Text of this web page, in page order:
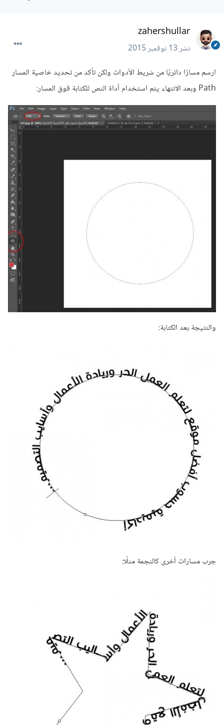
zahershullar
نشر13 نوفمبر 2015
ارسم مسارًا دائريًا من شريط الأدوات ولكن تأكد من تحديد خاصية المسار
Path وبعد الانتهاء يتم استخدام أداة النص للكتابة فوق المسار:
والنتيجة بعد الكتابة:
جرب مسارات أخرى كالنجمة مثلًا: